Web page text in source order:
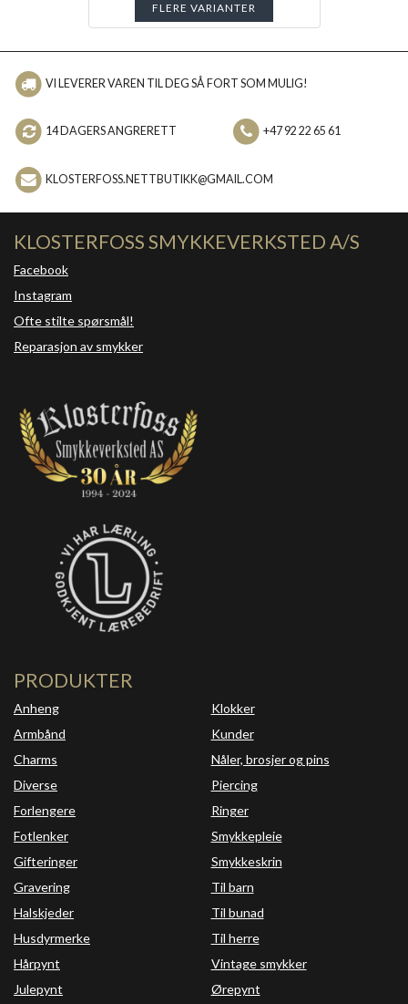
FLERE VARIANTER
VI LEVERER VAREN TIL DEG SÅ FORT SOM MULIG!
14 DAGERS ANGRERETT +47 92 22 65 61
KLOSTERFOSS.NETTBUTIKK@GMAIL.COM
KLOSTERFOSS SMYKKEVERKSTED A/S
Facebook
Instagram
Ofte stilte spørsmål!
Reparasjon av smykker
PRODUKTER
Anheng
Armbånd
Charms
Diverse
Forlengere
Fotlenker
Gifteringer
Gravering
Halskjeder
Husdyrmerke
Hårpynt
Julepynt
Klokker
Kunder
Nåler, brosjer og pins
Piercing
Ringer
Smykkepleie
Smykkeskrin
Til barn
Til bunad
Til herre
Vintage smykker
Ørepynt